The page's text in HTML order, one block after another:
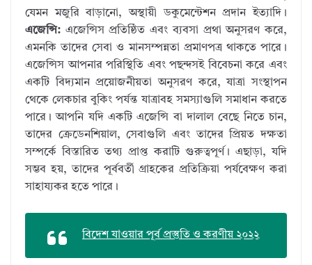
যেমন মজুরি বাড়ানো, অস্থায়ী ডকুমেন্টেশন প্রদান ইত্যাদি।
এজেন্সি: এজেন্সিস প্রতিষ্ঠিত এবং ব্যবসা প্রথা অনুসরণ করে,
এমনকি তাদের সেবা ও মানসম্পন্নতা প্রমাণপত্র থাকতে পারে।
এজেন্সিস আপনার পরিস্থিতি এবং পছন্দসই বিবেচনা করে এবং
একটি বিদ্যমান প্রয়োজনীয়তা অনুসরণ করে, যাত্রা সংস্থাপন
থেকে লেকচার বুকিং পর্যন্ত যাত্রাবহ সমস্যাগুলি সমাধান করতে
পারে। আপনি যদি একটি এজেন্সি বা দালাল বেছে নিতে চান,
তাদের ক্রেডেনশিয়াল, সেবাগুলি এবং তাদের প্রিয়ত দক্ষতা
সম্পর্কে বিস্তারিত তথ্য প্রাপ্ত করাটি গুরুত্বপূর্ণ। এছাড়া, যদি
সম্ভব হয়, তাদের পূর্ববর্তী গ্রাহকের প্রতিক্রিয়া পর্যবেক্ষণ করা
সাহায্যকর হতে পারে।
বিদেশ যাওয়ার পূর্ব প্রস্তুতি ও করণীয় ২০২২